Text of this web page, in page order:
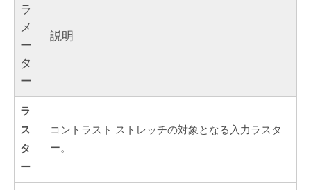
ラ
メ
ー
タ
ー
説明
ラ
ス
タ
ー
コントラスト ストレッチの対象となる入力ラスタ
ー。